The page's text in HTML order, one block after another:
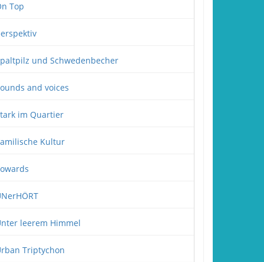
Top
und Schwedenbecher
and voices
im Quartier
Kultur
leerem Himmel
Triptychon